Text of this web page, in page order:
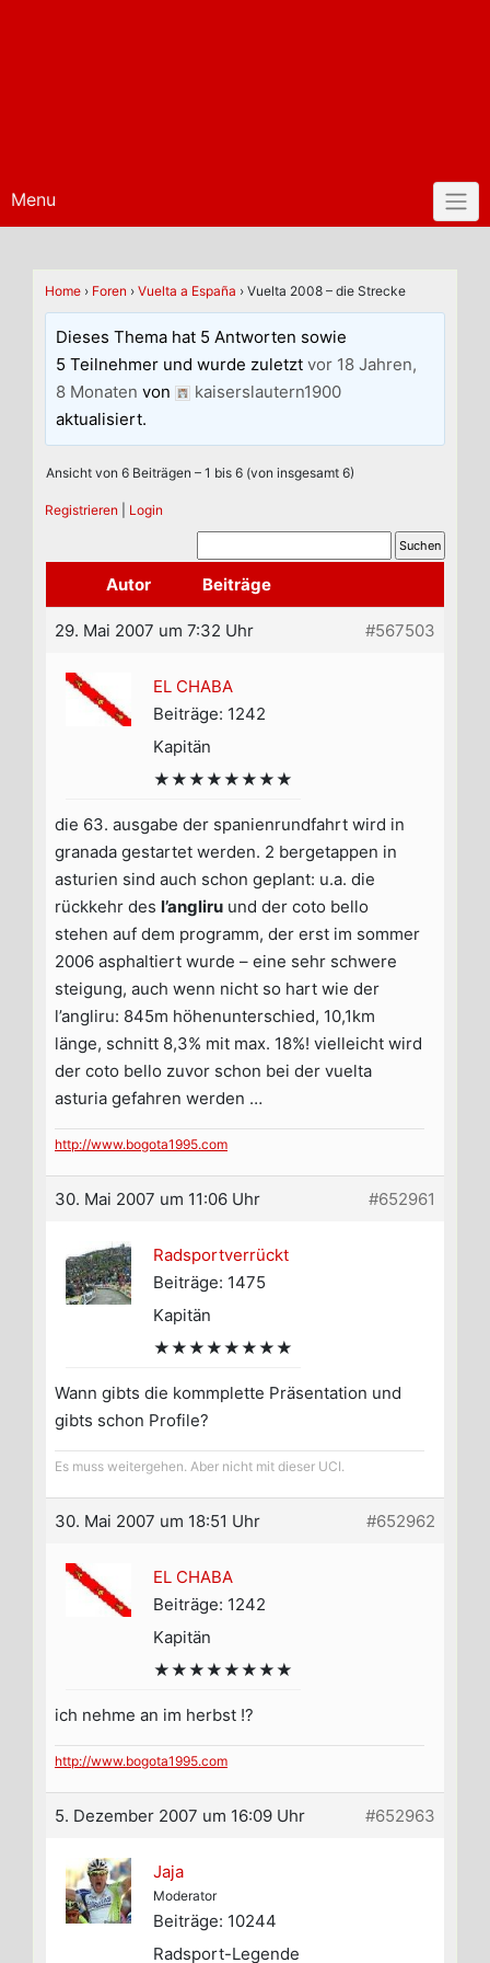
Menu
Home › Foren › Vuelta a España › Vuelta 2008 – die Strecke
Dieses Thema hat 5 Antworten sowie
5 Teilnehmer und wurde zuletztvor 18 Jahren,
8 Monaten von
kaiserslautern1900
aktualisiert.
Ansicht von 6 Beiträgen – 1 bis 6 (von insgesamt 6)
Registrieren Login
Autor Beiträge
29. Mai 2007 um 7:32 Uhr #567503
EL CHABA
Beiträge: 1242
Kapitän
★★★★★★★★
die 63. ausgabe der spanienrundfahrt wird in
granada gestartet werden. 2 bergetappen in
asturien sind auch schon geplant: u.a. die
rückkehr des l’angliru und der coto bello
stehen auf dem programm, der erst im sommer
2006 asphaltiert wurde – eine sehr schwere
steigung, auch wenn nicht so hart wie der
l’angliru: 845m höhenunterschied, 10,1km
länge, schnitt 8,3% mit max. 18%! vielleicht wird
der coto bello zuvor schon bei der vuelta
asturia gefahren werden …
http://www.bogota1995.com
30. Mai 2007 um 11:06 Uhr #652961
Radsportverrückt
Beiträge: 1475
Kapitän
★★★★★★★★
Wann gibts die kommplette Präsentation und
gibts schon Profile?
Es muss weitergehen. Aber nicht mit dieser UCI.
30. Mai 2007 um 18:51 Uhr #652962
EL CHABA
Beiträge: 1242
Kapitän
★★★★★★★★
ich nehme an im herbst !?
http://www.bogota1995.com
5. Dezember 2007 um 16:09 Uhr #652963
Jaja
Moderator
Beiträge: 10244
Radsport-Legende